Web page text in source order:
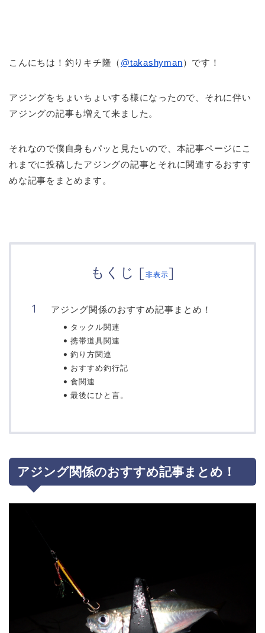
こんにちは！釣りキチ隆（ @takashyman）です！
アジングをちょいちょいする様になったので、それに伴い
アジングの記事も増えて来ました。
それなので僕自身もパッと見たいので、本記事ページにこ
れまでに投稿したアジングの記事とそれに関連するおすす
めな記事をまとめます。
もくじ [非表示]
アジング関係のおすすめ記事まとめ！
タックル関連
携帯道具関連
釣り方関連
おすすめ釣行記
食関連
最後にひと言。
アジング関係のおすすめ記事まとめ！